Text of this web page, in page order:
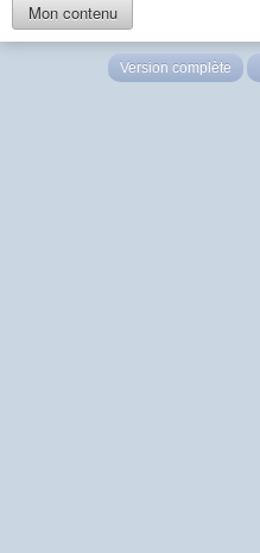
Mon contenu
Version complète